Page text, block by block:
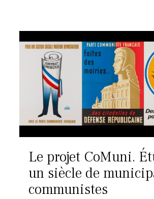
Le projet CoMuni.
un siècle de
communistes